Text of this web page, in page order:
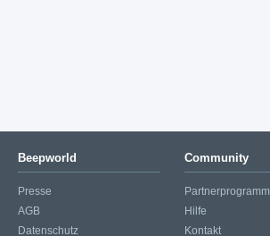
Beepworld
Presse
AGB
Datenschutz
Community
Partnerprogramm
Hilfe
Kontakt